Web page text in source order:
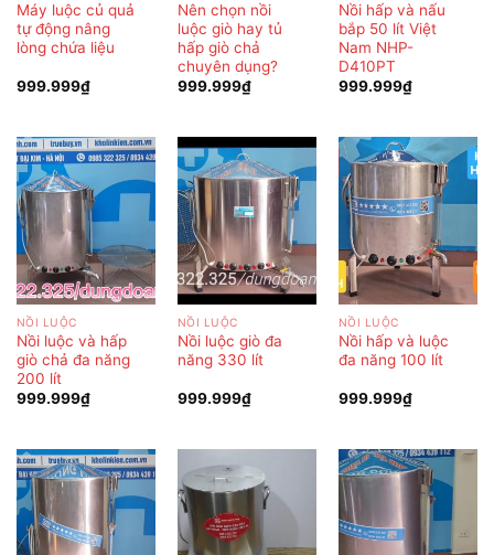
Máy luộc củ quả
tự động nâng
lòng chứa liệu
999.999₫
Nên chọn nồi
luộc giò hay tủ
hấp giò chả
chuyên dụng?
999.999₫
Nồi hấp và nấu
bắp 50 lít Việt
Nam NHP-
D410PT
999.999₫
NỒI LUỘC
Nồi luộc và hấp
giò chả đa năng
200 lít
999.999₫
NỒI LUỘC
Nồi luộc giò đa
năng 330 lít
999.999₫
NỒI LUỘC
Nồi hấp và luộc
đa năng 100 lít
999.999₫